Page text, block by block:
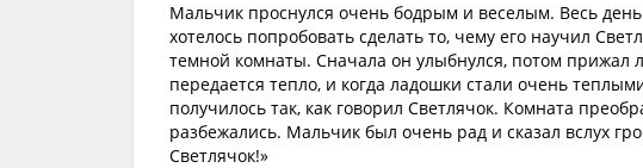
Мальчик проснулся очень бодрым и веселым. Весь
хотелось попробовать сделать то, чему его научил
темной комнаты. Сначала он улыбнулся, потом прижал
передается тепло, и когда ладошки стали очень
получилось так, как говорил Светлячок. Комната
разбежались. Мальчик был очень рад и сказал вслух
Светлячок!»